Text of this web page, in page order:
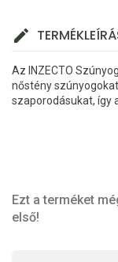
Az INZECTO
nőstény
szaporodásukat, így
Ezt a terméket
első!